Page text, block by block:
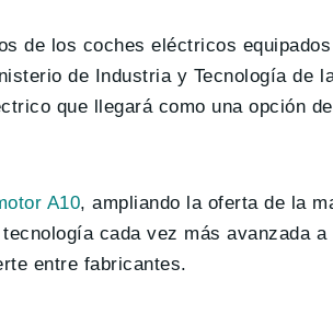
de los coches eléctricos
de Industria y Tecnología de
que llegará como una opción
A10, ampliando la oferta de la
cada vez más avanzada a
entre fabricantes.